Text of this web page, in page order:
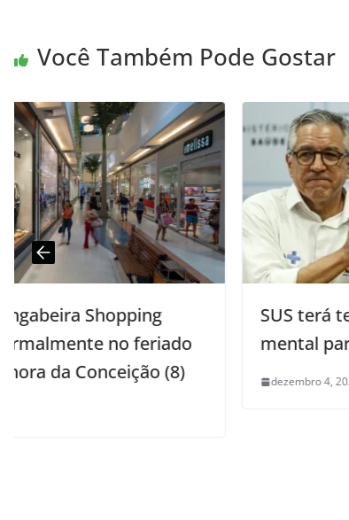
Você Também Pode Gostar
SUS terá teleatendimento em
mental para compulsão por bets
dezembro 4, 2025